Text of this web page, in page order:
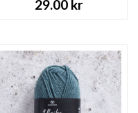
29.00 kr